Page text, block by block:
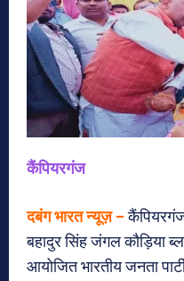
कैंपियरगंज
दबंग भारत न्यूज़ –
बहादुर सिंह जंगल कौड़िया
आयोजित भारतीय जनता